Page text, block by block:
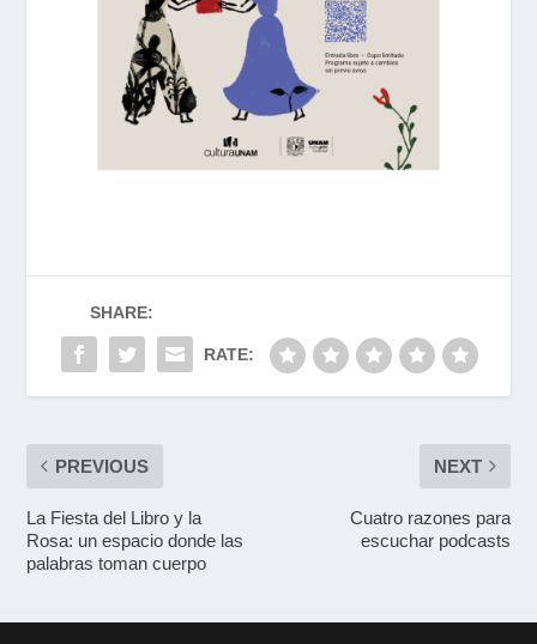
SHARE:
RATE:
PREVIOUS
La Fiesta del Libro y la
Rosa: un espacio donde las
palabras toman cuerpo
NEXT
Cuatro razones para
escuchar podcasts